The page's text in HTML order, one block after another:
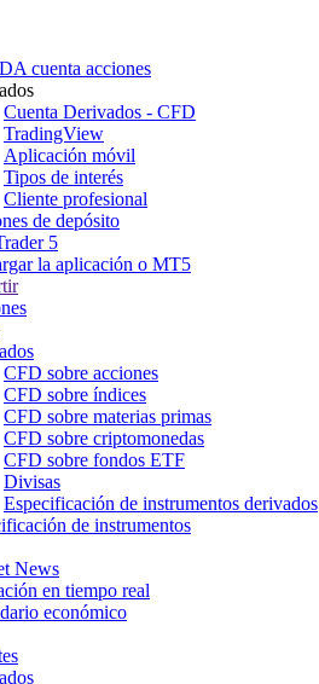
cuenta acciones
Cuenta Derivados - CFD
TradingView
Aplicación móvil
Tipos de interés
Cliente profesional
de depósito
5
la aplicación o MT5
CFD sobre acciones
CFD sobre índices
CFD sobre materias primas
CFD sobre criptomonedas
CFD sobre fondos ETF
Divisas
Especificación de instrumentos derivados
de instrumentos
News
en tiempo real
económico